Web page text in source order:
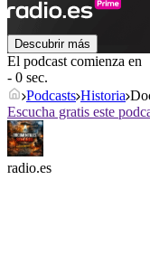
Descubrir más
El podcast comienza en
- 0 sec.
Podcasts Historia
Escucha gratis este
radio.es